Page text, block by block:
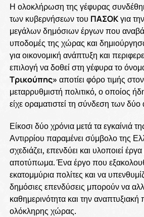
Η ολοκλήρωση της γέφυρας
των κυβερνήσεων του ΠΑΣΟΚγια
μεγάλων δημόσιων έργων που
υποδομές της χώρας και
για οικονομική ανάπτυξη και
επιλογή να δοθεί στη γέφυρα το
Τρικούπης» αποτίει φόρο τιμής
μεταρρυθμιστή πολιτικό, ο οποίος
είχε οραματιστεί τη σύνδεση των
Είκοσι δύο χρόνια μετά τα εγκαίνιά
Αντιρρίου παραμένει σύμβολο της
σχεδιάζει, επενδύει και υλοποιεί
αποτύπωμα. Ένα έργο που
εκατομμύρια πολίτες και να
δημόσιες επενδύσεις μπορούν να
καθημερινότητα και την αναπτυξιακή
ολόκληρης χώρας.